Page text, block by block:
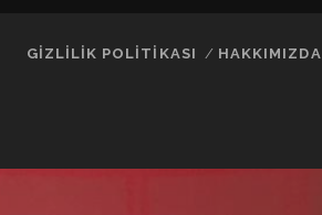
GIZLILIK POLITIKASI HAKKIMIZDA